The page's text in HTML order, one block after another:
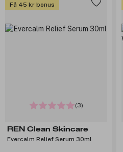
Få 45 kr bonus
(3)
REN Clean Skincare
Evercalm Relief Serum 30ml